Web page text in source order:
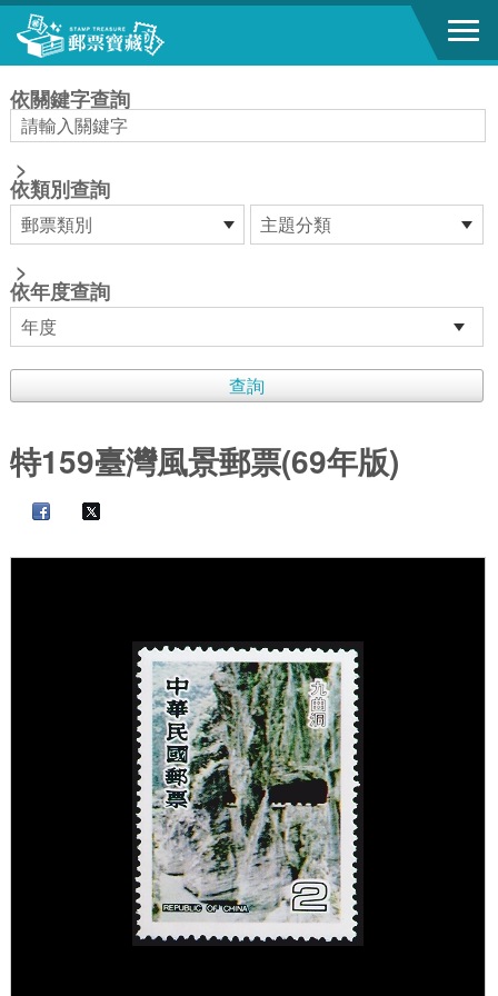
跳到主要內容區塊
依關鍵字查詢
>
依類別查詢
>
依年度查詢
特159臺灣風景郵票(69年版)